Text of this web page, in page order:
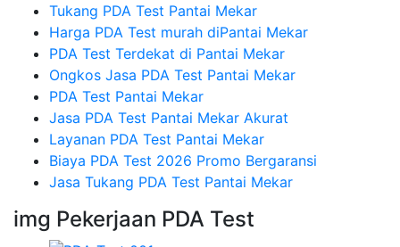
Tukang PDA Test Pantai Mekar
Harga PDA Test murah diPantai Mekar
PDA Test Terdekat di Pantai Mekar
Ongkos Jasa PDA Test Pantai Mekar
PDA Test Pantai Mekar
Jasa PDA Test Pantai Mekar Akurat
Layanan PDA Test Pantai Mekar
Biaya PDA Test 2026 Promo Bergaransi
Jasa Tukang PDA Test Pantai Mekar
img Pekerjaan PDA Test